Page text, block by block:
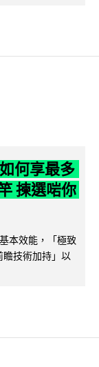
何享最多
揀選啱你
本效能，「極致
技術加持」以